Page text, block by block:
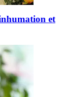
et